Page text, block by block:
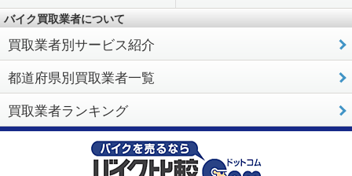
バイク買取業者について
買取業者別サービス紹介
都道府県別買取業者一覧
買取業者ランキング